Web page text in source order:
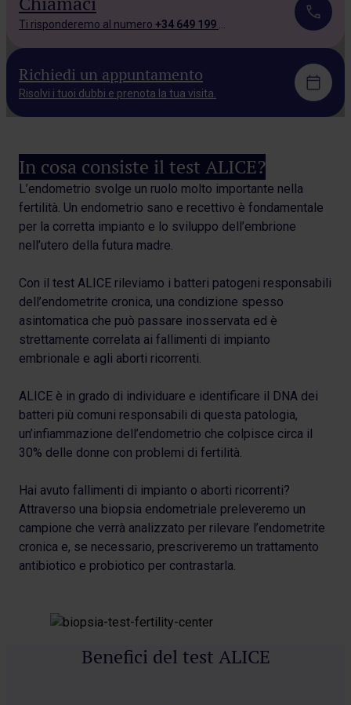
Ti risponderemo al numero +34 649 199 543.
Richiedi un appuntamento
Risolvi i tuoi dubbi e prenota la tua visita.
In cosa consiste il test ALICE?
L’endometrio svolge un ruolo molto importante nella
fertilità. Un endometrio sano e recettivo è fondamentale
per la corretta impianto e lo sviluppo dell’embrione
nell’utero della futura madre.
Con il test ALICE rileviamo i batteri patogeni responsabili
dell’endometrite cronica, una condizione spesso
asintomatica che può passare inosservata ed è
strettamente correlata ai fallimenti di impianto
embrionale e agli aborti ricorrenti.
ALICE è in grado di individuare e identificare il DNA dei
batteri più comuni responsabili di questa patologia,
un’infiammazione dell’endometrio che colpisce circa il
30% delle donne con problemi di fertilità.
Hai avuto fallimenti di impianto o aborti ricorrenti?
Attraverso una biopsia endometriale preleveremo un
campione che verrà analizzato per rilevare l’endometrite
cronica e, se necessario, prescriveremo un trattamento
antibiotico e probiotico per contrastarla.
Benefici del test ALICE